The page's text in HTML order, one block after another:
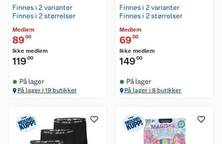
Finnes i 2 varianter
Finnes i 2 størrelser
Medlem
8900
Ikke medlem
11900
På lager
På lager i 19 butikker
Finnes i 2 varianter
Finnes i 2 størrelser
Medlem
6900
Ikke medlem
14900
På lager
På lager i 8 butikker